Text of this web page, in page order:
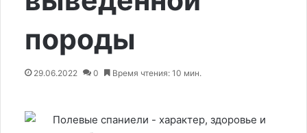
породы
29.06.2022 0 Время чтения: 10 мин.